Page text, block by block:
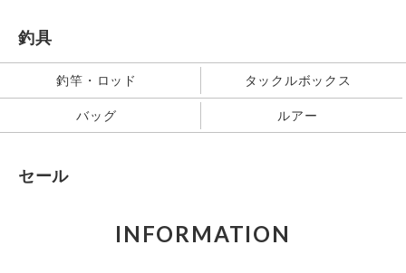
釣具
釣竿・ロッド タックルボックス
バッグ ルアー
セール
INFORMATION